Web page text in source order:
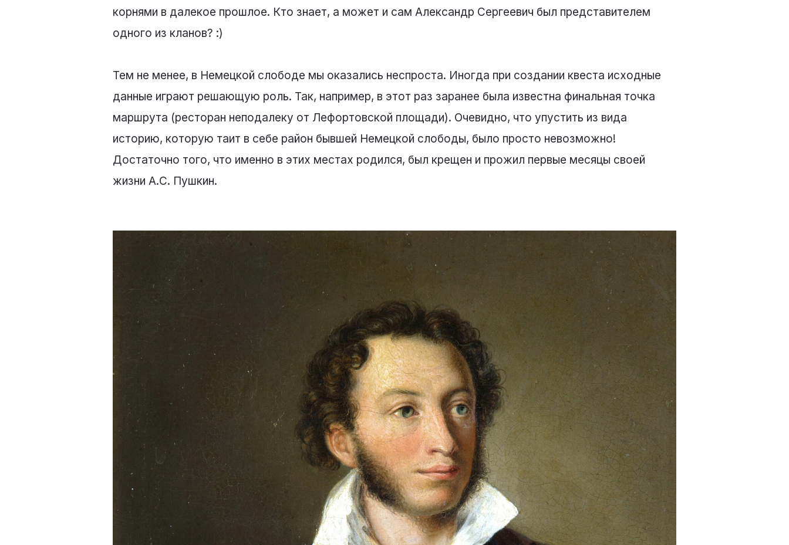
корнями в далекое прошлое. Кто знает, а может и сам Александр Сергеевич был представителем
одного из кланов? :)
Тем не менее, в Немецкой слободе мы оказались неспроста. Иногда при создании квеста исходные
данные играют решающую роль. Так, например, в этот раз заранее была известна финальная точка
маршрута (ресторан неподалеку от Лефортовской площади). Очевидно, что упустить из вида
историю, которую таит в себе район бывшей Немецкой слободы, было просто невозможно!
Достаточно того, что именно в этих местах родился, был крещен и прожил первые месяцы своей
жизни А.С. Пушкин.